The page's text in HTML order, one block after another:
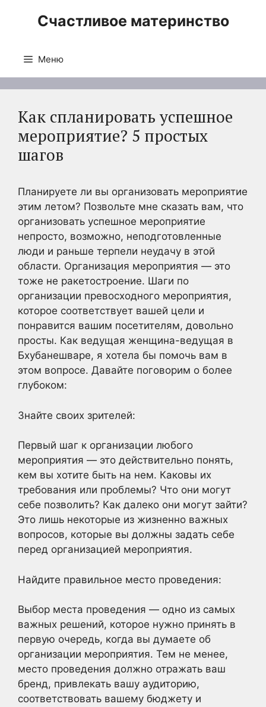
Счастливое материнство
Меню
Как спланировать успешное
мероприятие? 5 простых
шагов
Планируете ли вы организовать мероприятие
этим летом? Позвольте мне сказать вам, что
организовать успешное мероприятие
непросто, возможно, неподготовленные
люди и раньше терпели неудачу в этой
области. Организация мероприятия — это
тоже не ракетостроение. Шаги по
организации превосходного мероприятия,
которое соответствует вашей цели и
понравится вашим посетителям, довольно
просты. Как ведущая женщина-ведущая в
Бхубанешваре, я хотела бы помочь вам в
этом вопросе. Давайте поговорим о более
глубоком:
Знайте своих зрителей:
Первый шаг к организации любого
мероприятия — это действительно понять,
кем вы хотите быть на нем. Каковы их
требования или проблемы? Что они могут
себе позволить? Как далеко они могут зайти?
Это лишь некоторые из жизненно важных
вопросов, которые вы должны задать себе
перед организацией мероприятия.
Найдите правильное место проведения:
Выбор места проведения — одно из самых
важных решений, которое нужно принять в
первую очередь, когда вы думаете об
организации мероприятия. Тем не менее,
место проведения должно отражать ваш
бренд, привлекать вашу аудиторию,
соответствовать вашему бюджету и